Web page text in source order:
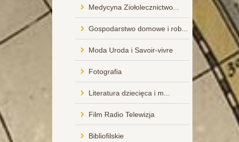
Medycyna Ziołolecznictwo...
Gospodarstwo domowe i rob...
Moda Uroda i Savoir-vivre
Fotografia
Literatura dziecięca i m...
Film Radio Telewizja
Bibliofilskie